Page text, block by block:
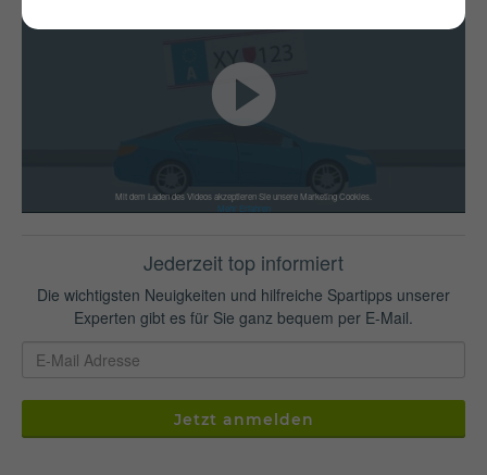
Mit dem Laden des Videos akzeptieren Sie unsere Marketing Cookies.
Mehr Erfahren
Jederzeit top informiert
Die wichtigsten Neuigkeiten und hilfreiche Spartipps unserer
Experten gibt es für Sie ganz bequem per E-Mail.
Jetzt anmelden